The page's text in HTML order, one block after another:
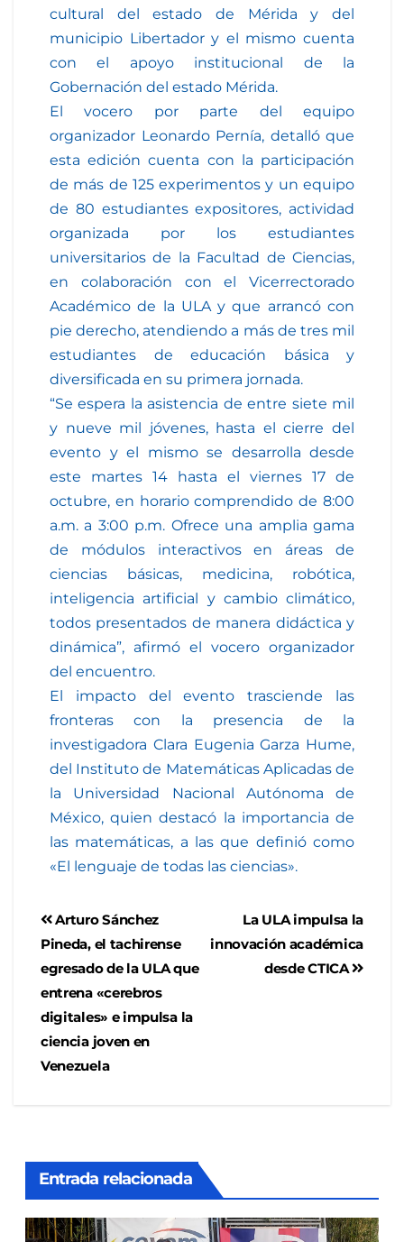
cultural del estado de Mérida y del
municipio Libertador y el mismo cuenta
con el apoyo institucional de la
Gobernación del estado Mérida.
El vocero por parte del equipo
organizador Leonardo Pernía, detalló que
esta edición cuenta con la participación
de más de 125 experimentos y un equipo
de 80 estudiantes expositores, actividad
organizada por los estudiantes
universitarios de la Facultad de Ciencias,
en colaboración con el Vicerrectorado
Académico de la ULA y que arrancó con
pie derecho, atendiendo a más de tres mil
estudiantes de educación básica y
diversificada en su primera jornada.
“Se espera la asistencia de entre siete mil
y nueve mil jóvenes, hasta el cierre del
evento y el mismo se desarrolla desde
este martes 14 hasta el viernes 17 de
octubre, en horario comprendido de 8:00
a.m. a 3:00 p.m. Ofrece una amplia gama
de módulos interactivos en áreas de
ciencias básicas, medicina, robótica,
inteligencia artificial y cambio climático,
todos presentados de manera didáctica y
dinámica”, afirmó el vocero organizador
del encuentro.
El impacto del evento trasciende las
fronteras con la presencia de la
investigadora Clara Eugenia Garza Hume,
del Instituto de Matemáticas Aplicadas de
la Universidad Nacional Autónoma de
México, quien destacó la importancia de
las matemáticas, a las que definió como
«El lenguaje de todas las ciencias».
La ULA impulsa la
innovación académica
desde CTICA
Arturo Sánchez
Pineda, el tachirense
egresado de la ULA que
entrena «cerebros
digitales» e impulsa la
ciencia joven en
Venezuela
Entrada relacionada